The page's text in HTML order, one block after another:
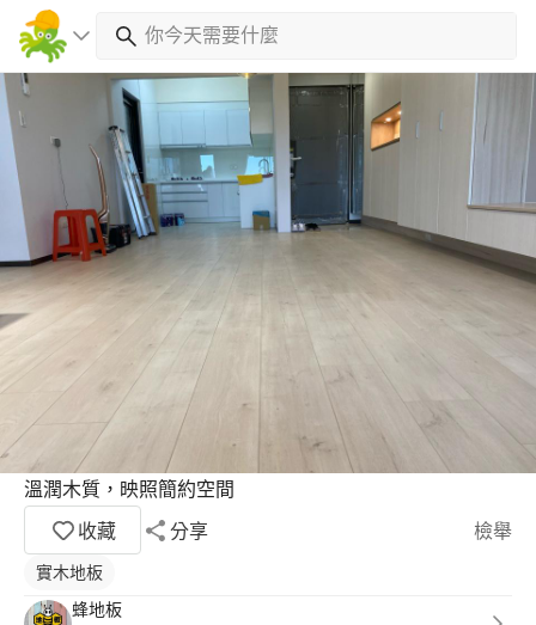
溫潤木質，映照簡約空間
收藏
分享 檢舉
實木地板
蜂地板